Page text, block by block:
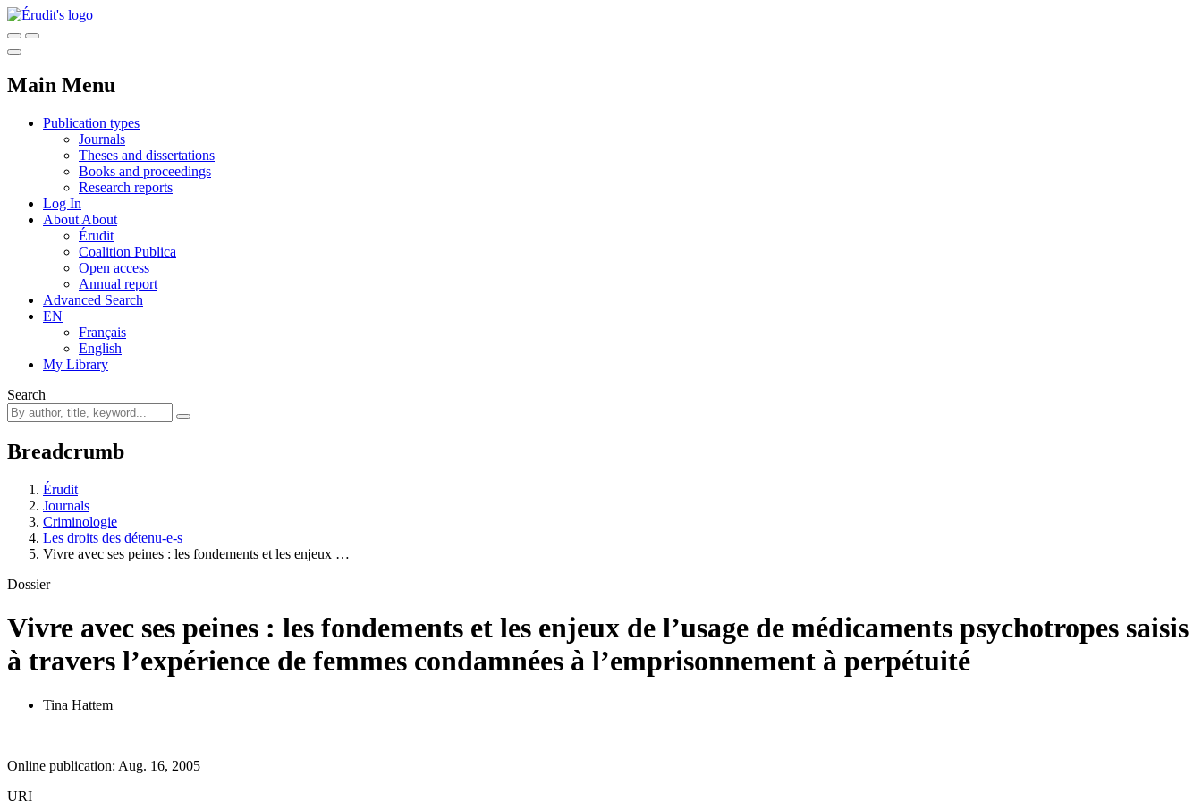
Main Menu
Publication types
Journals
Theses and dissertations
Books and proceedings
Research reports
Log In
About About
Érudit
Coalition Publica
Open access
Annual report
Advanced Search
EN
Français
English
My Library
Search
Breadcrumb
Érudit
Journals
Criminologie
Les droits des détenu-e-s
Vivre avec ses peines : les fondements et les enjeux …
Dossier
Vivre avec ses peines : les fondements et les enjeux de l’usage de médicaments psychotropes saisis
à travers l’expérience de femmes condamnées à l’emprisonnement à perpétuité
Tina Hattem
Online publication: Aug. 16, 2005
URI